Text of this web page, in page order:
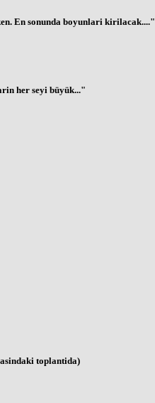
En sonunda boyunlari kirilacak...."
her seyi büyük..."
toplantida)